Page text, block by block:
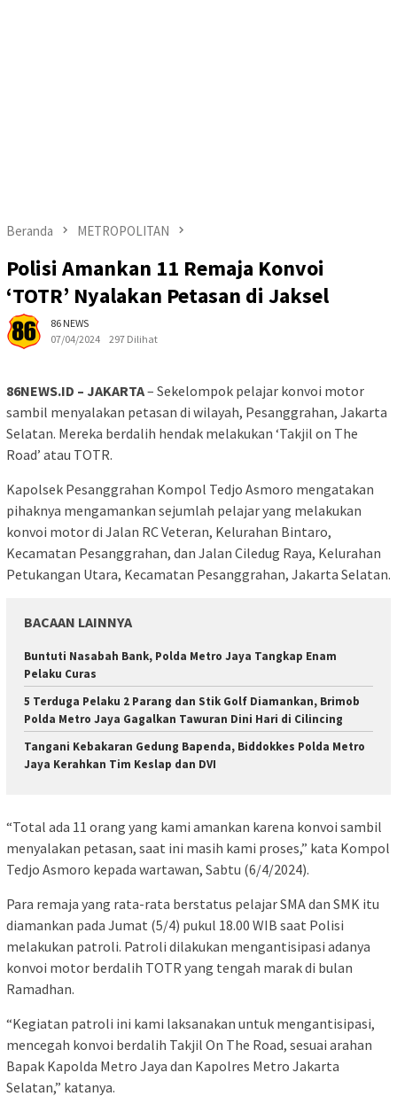
Beranda METROPOLITAN
Polisi Amankan 11 Remaja Konvoi
‘TOTR’ Nyalakan Petasan di Jaksel
86 NEWS
07/04/2024
297 Dilihat
86NEWS.ID – JAKARTA– Sekelompok pelajar konvoi motor
sambil menyalakan petasan di wilayah, Pesanggrahan, Jakarta
Selatan. Mereka berdalih hendak melakukan ‘Takjil on The
Road’ atau TOTR.
Kapolsek Pesanggrahan Kompol Tedjo Asmoro mengatakan
pihaknya mengamankan sejumlah pelajar yang melakukan
konvoi motor di Jalan RC Veteran, Kelurahan Bintaro,
Kecamatan Pesanggrahan, dan Jalan Ciledug Raya, Kelurahan
Petukangan Utara, Kecamatan Pesanggrahan, Jakarta Selatan.
BACAAN LAINNYA
Buntuti Nasabah Bank, Polda Metro Jaya Tangkap Enam
Pelaku Curas
5 Terduga Pelaku 2 Parang dan Stik Golf Diamankan, Brimob
Polda Metro Jaya Gagalkan Tawuran Dini Hari di Cilincing
Tangani Kebakaran Gedung Bapenda, Biddokkes Polda Metro
Jaya Kerahkan Tim Keslap dan DVI
“Total ada 11 orang yang kami amankan karena konvoi sambil
menyalakan petasan, saat ini masih kami proses,” kata Kompol
Tedjo Asmoro kepada wartawan, Sabtu (6/4/2024).
Para remaja yang rata-rata berstatus pelajar SMA dan SMK itu
diamankan pada Jumat (5/4) pukul 18.00 WIB saat Polisi
melakukan patroli. Patroli dilakukan mengantisipasi adanya
konvoi motor berdalih TOTR yang tengah marak di bulan
Ramadhan.
“Kegiatan patroli ini kami laksanakan untuk mengantisipasi,
mencegah konvoi berdalih Takjil On The Road, sesuai arahan
Bapak Kapolda Metro Jaya dan Kapolres Metro Jakarta
Selatan,” katanya.